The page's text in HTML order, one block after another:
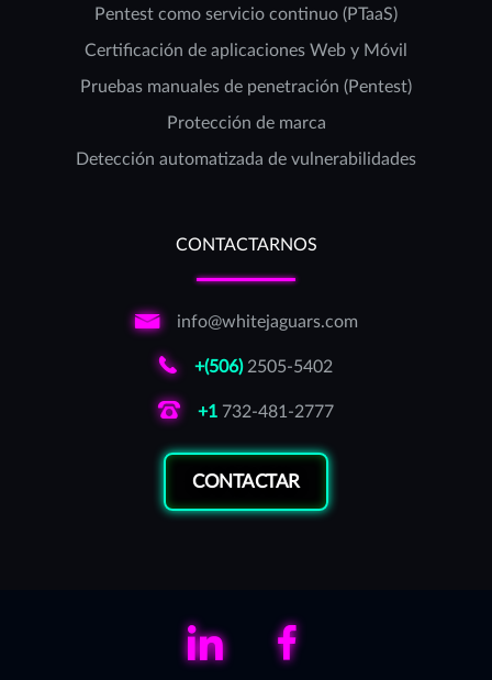
Pentest como servicio continuo (PTaaS)
Certificación de aplicaciones Web y Móvil
Pruebas manuales de penetración (Pentest)
Protección de marca
Detección automatizada de vulnerabilidades
CONTACTARNOS
info@whitejaguars.com
+(506)2505-5402
+1 732-481-2777
CONTACTAR
LinkedIn Facebook